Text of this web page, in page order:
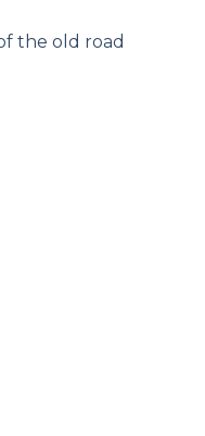
the old road